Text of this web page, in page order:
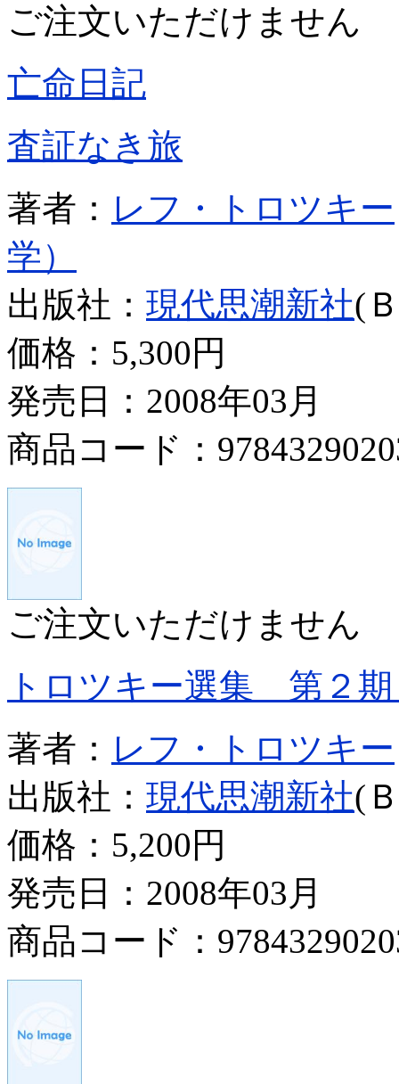
ご注文いただけません
亡命日記
査証なき旅
著者： レフ・トロツキー
学）
出版社： 現代思潮新社(
価格： 5,300円
発売日：2008年03月
商品コード：
ご注文いただけません
トロツキー選集 第２
著者： レフ・トロツキー
出版社： 現代思潮新社(
価格： 5,200円
発売日：2008年03月
商品コード：